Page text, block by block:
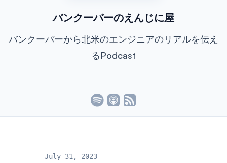
バンクーバーのえんじに屋
バンクーバーから北米のエンジニアのリアルを伝え
るPodcast
July 31, 2023